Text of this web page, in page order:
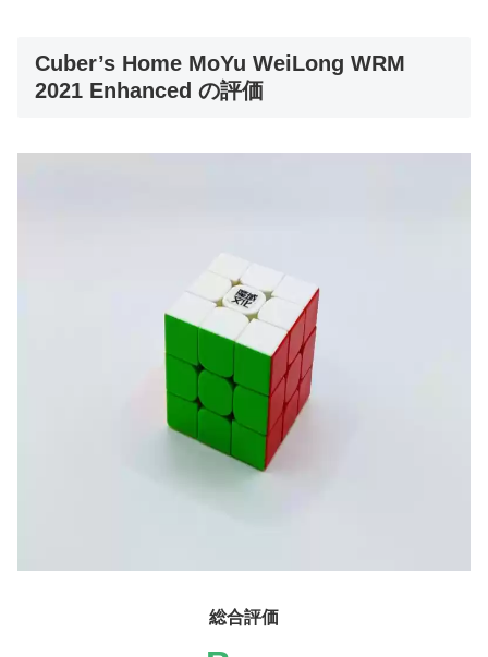
Cuber’s Home MoYu WeiLong WRM
2021 Enhanced の評価
総合評価